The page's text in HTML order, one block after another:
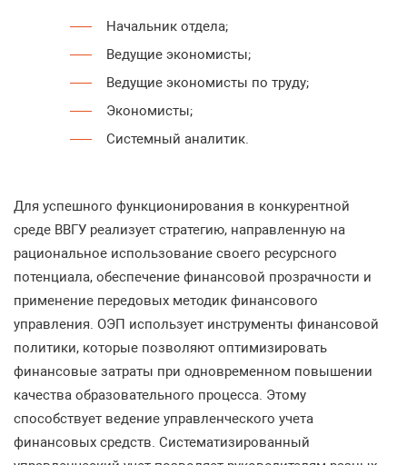
Начальник отдела;
Ведущие экономисты;
Ведущие экономисты по труду;
Экономисты;
Системный аналитик.
Для успешного функционирования в конкурентной
среде ВВГУ реализует стратегию, направленную на
рациональное использование своего ресурсного
потенциала, обеспечение финансовой прозрачности и
применение передовых методик финансового
управления. ОЭП использует инструменты финансовой
политики, которые позволяют оптимизировать
финансовые затраты при одновременном повышении
качества образовательного процесса. Этому
способствует ведение управленческого учета
финансовых средств. Систематизированный